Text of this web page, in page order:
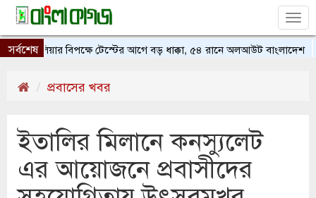
সর্বশেষ
অস্ট্রেলিয়ার বিপক্ষে টেস্টের আগে বড় ধাক্কা, ৫৪ রানে অলআউট বাংলাদেশ
প্রবাসের খবর
ইতালির মিলানে কনস্যুলেট
এর আয়োজনে প্রবাসীদের